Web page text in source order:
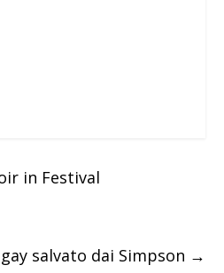
in Festival
salvato dai Simpson →